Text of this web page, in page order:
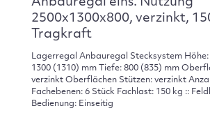
Anbauregal eins. Nutzung
2500x1300x800, verzinkt,
Tragkraft
Lagerregal Anbauregal Stecksystem Höhe:
1300 (1310) mm Tiefe: 800 (835) mm
verzinkt Oberflächen Stützen: verzinkt
Fachebenen: 6 Stück Fachlast: 150 kg ::
Bedienung: Einseitig